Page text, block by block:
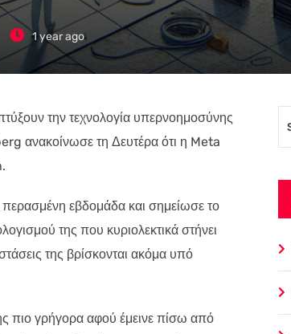
1 year ago
την τεχνολογία υπερνοημοσύνης
ανακοίνωσε τη Δευτέρα ότι η Meta
εβδομάδα και σημείωσε το
της που κυριολεκτικά στήνει
της βρίσκονται ακόμα υπό
πιο γρήγορα αφού έμεινε πίσω από